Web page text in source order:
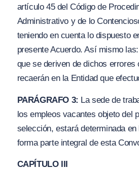
artículo 45 del Código de
Administrativo y de lo
teniendo en cuenta lo dispuesto
presente Acuerdo. Así mismo
que se deriven de dichos errores
recaerán en la Entidad que
PARÁGRAFO 3: La sede de
los empleos vacantes objeto del
selección, estará determinada
forma parte integral de esta
CAPÍTULO III